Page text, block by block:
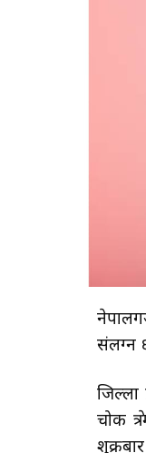
संलग्न
जिल्ला
चोक